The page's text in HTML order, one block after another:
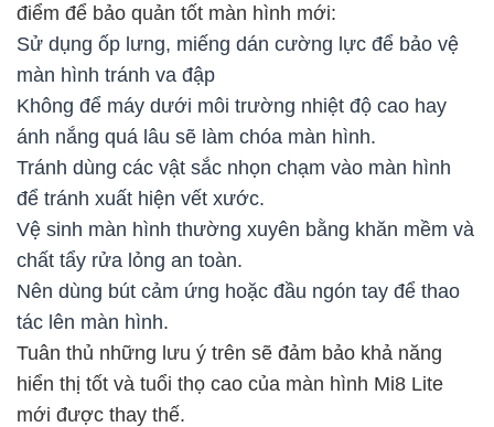
điểm để bảo quản tốt màn hình mới:
Sử dụng ốp lưng, miếng dán cường lực để bảo vệ
màn hình tránh va đập
Không để máy dưới môi trường nhiệt độ cao hay
ánh nắng quá lâu sẽ làm chóa màn hình.
Tránh dùng các vật sắc nhọn chạm vào màn hình
để tránh xuất hiện vết xước.
Vệ sinh màn hình thường xuyên bằng khăn mềm và
chất tẩy rửa lỏng an toàn.
Nên dùng bút cảm ứng hoặc đầu ngón tay để thao
tác lên màn hình.
Tuân thủ những lưu ý trên sẽ đảm bảo khả năng
hiển thị tốt và tuổi thọ cao của màn hình Mi8 Lite
mới được thay thế.